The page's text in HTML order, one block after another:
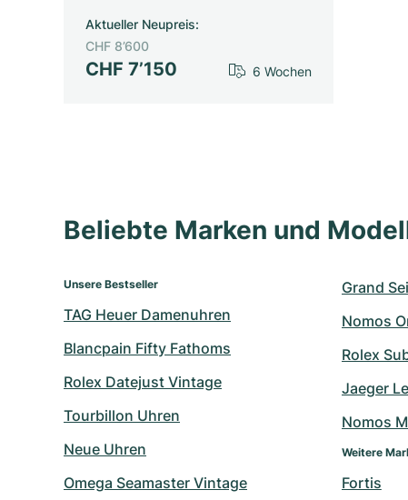
CHF 7’150
Aktueller Neupreis:
CHF 8’600
6 Wochen
Beliebte Marken und
Unsere Bestseller
TAG Heuer Damenuhren
Blancpain Fifty Fathoms
Rolex Datejust Vintage
Tourbillon Uhren
Neue Uhren
Omega Seamaster Vintage
Grand
Nomos
Rolex
Jaeger
Nomos
Weitere
Fortis